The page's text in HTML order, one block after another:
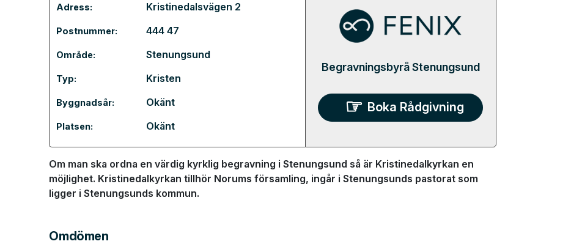
Adress: Kristinedalsvägen 2
Postnummer: 444 47
Område: Stenungsund
Typ: Kristen
Byggnadsår: Okänt
Platsen: Okänt
Begravningsbyrå Stenungsund
Boka Rådgivning
Om man ska ordna en värdig kyrklig begravning i Stenungsund så är Kristinedalkyrkan en
möjlighet. Kristinedalkyrkan tillhör Norums församling, ingår i Stenungsunds pastorat som
ligger i Stenungsunds kommun.
Omdömen